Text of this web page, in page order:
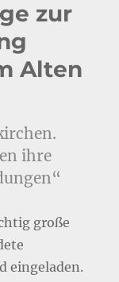
zur
Alten
ihre
große
eingeladen.